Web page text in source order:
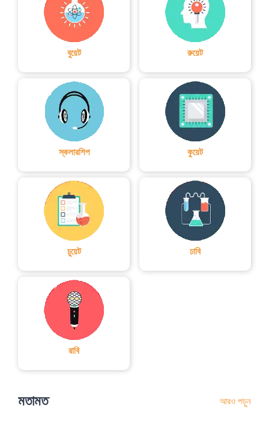
থাকা আমাদের
আইভোরি কোস্ট
এবং কুরাসাও-এর
খেলা। আজকে
করলেই আইভোরি
কোস্ট তার
ইতিহাসে
প্রথমবারের মতো
বিশ্বকাপের নক-
আউট রাউন্ডের
জন্য
[...]
বুয়েট রুয়েট
স্কলারশিপ কুয়েট
চুয়েট ঢাবি
রাবি
মতামত আরও পড়ুন